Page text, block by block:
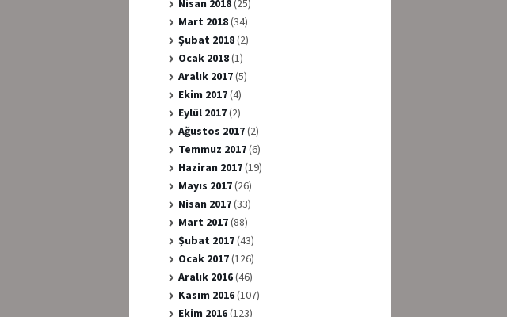
Nisan 2018(25)
Mart 2018(34)
Şubat 2018(2)
Ocak 2018(1)
Aralık 2017(5)
Ekim 2017(4)
Eylül 2017(2)
Ağustos 2017(2)
Temmuz 2017(6)
Haziran 2017(19)
Mayıs 2017(26)
Nisan 2017(33)
Mart 2017(88)
Şubat 2017(43)
Ocak 2017(126)
Aralık 2016(46)
Kasım 2016(107)
Ekim 2016(123)